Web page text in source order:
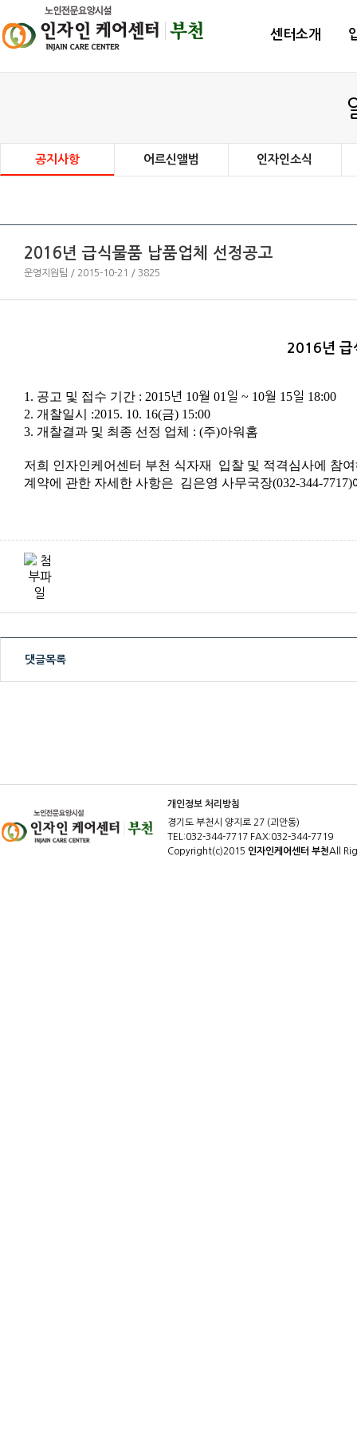
센터소개
공지사항 어르신앨범 인자인소식
2016년 급식물품 납품업체 선정공고
운영지원팀 / 2015-10-21 / 3825
2016년 급
1. 공고 및 접수 기간 : 2015년 10월 01 일 ~ 10월 15일 18:00
2. 개찰일시 :2015. 10. 16(금) 15:00
3. 개찰결과 및 최종 선정 업체 : (주)아워홈
저희 인자인케어센터 부천 식자재 입찰 및 적격심사에 참
계약에 관한 자세한 사항은 김은영 사무국장(032-344-
댓글목록
개인정보 처리방침
경기도 부천시 양지로 27 (괴안동)
TEL:032-344-7717 FAX:032-344-7719
Copyright(c)2015 인자인케어센터 부천All